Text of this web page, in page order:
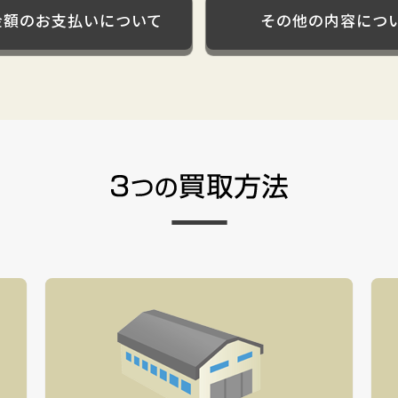
のお支払いについて その他の内容につ